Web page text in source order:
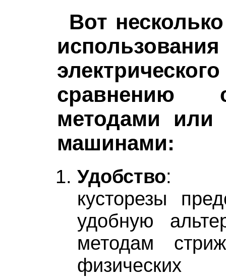
Вот
использования
сравнению
методами или
машинами:
Удобство:
кусторезы
удобную
методам